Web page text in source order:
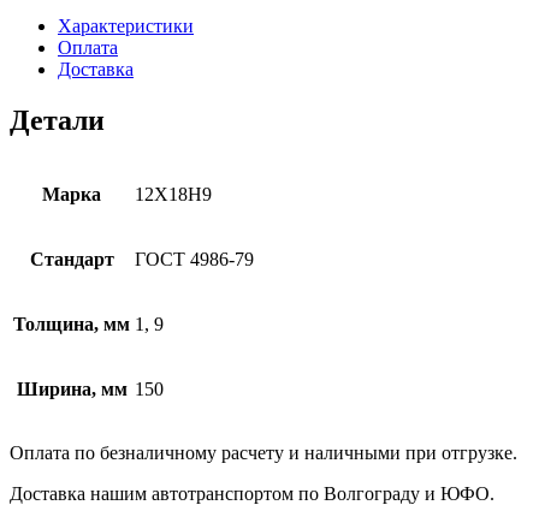
Характеристики
Оплата
Доставка
Детали
Марка 12Х18Н9
Стандарт ГОСТ 4986-79
Толщина, мм 1, 9
Ширина, мм 150
Оплата по безналичному расчету и наличными при отгрузке.
Доставка нашим автотранспортом по Волгограду и ЮФО.